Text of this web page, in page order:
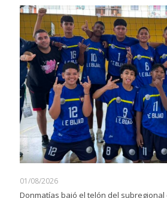
01/08/2026
Donmatías bajó el telón del subregional